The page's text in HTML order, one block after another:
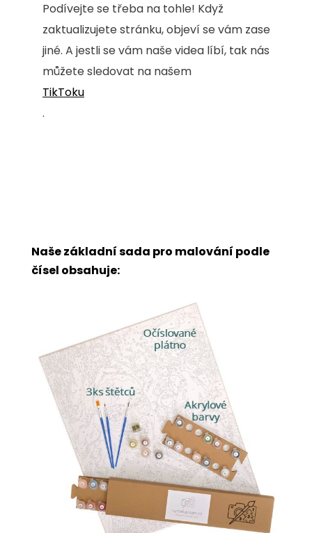
Podívejte se třeba na tohle! Když
zaktualizujete stránku, objeví se vám zase
jiné. A jestli se vám naše videa líbí, tak nás
můžete sledovat na našem
TikToku
.
Naše základní sada pro malování podle
čísel obsahuje: